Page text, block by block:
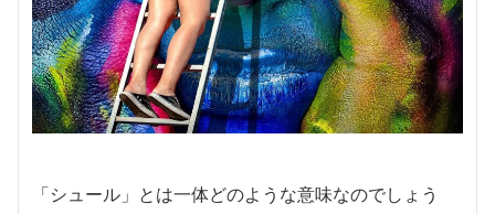
「シュール」とは一体どのような意味なのでしょう